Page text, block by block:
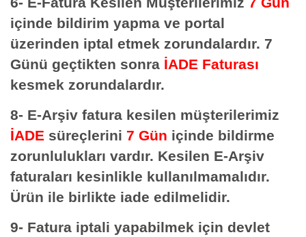
içinde bildirim yapma ve portal
üzerinden iptal etmek zorundalardır. 7
Günü geçtikten sonra İADE Faturası
kesmek zorundalardır.
8- E-Arşiv fatura kesilen müşterilerimiz
İADE süreçlerini 7 Gün içinde bildirme
zorunlulukları vardır. Kesilen E-Arşiv
faturaları kesinlikle kullanılmamalıdır.
Ürün ile birlikte iade edilmelidir.
9- Fatura iptali yapabilmek için devlet